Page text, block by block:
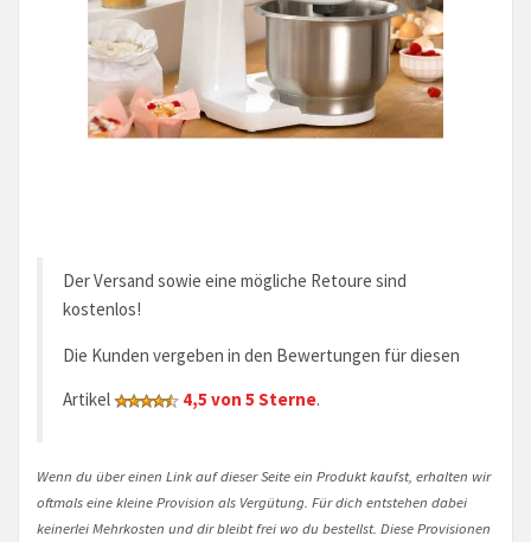
Der Versand sowie eine mögliche Retoure sind
kostenlos!
Die Kunden vergeben in den Bewertungen für diesen
Artikel
4,5 von 5 Sterne.
Wenn du über einen Link auf dieser Seite ein Produkt kaufst, erhalten wir
oftmals eine kleine Provision als Vergütung. Für dich entstehen dabei
keinerlei Mehrkosten und dir bleibt frei wo du bestellst. Diese Provisionen